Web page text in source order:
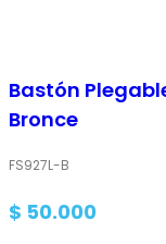
Bastón
Bronce
FS927L-B
$ 50.000